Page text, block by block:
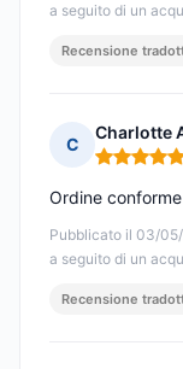
a seguito di un
Recensione
C
Charlotte
Nota: 5 su 5
Pubblicato il 03/
a seguito di un
Ordine
Recensione